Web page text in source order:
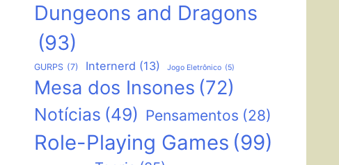
Dungeons and Dragons
(93)
GURPS (7) Internerd (13) Jogo Eletrônico (5)
Mesa dos Insones (72)
Notícias (49) Pensamentos (28)
Role-Playing Games (99)